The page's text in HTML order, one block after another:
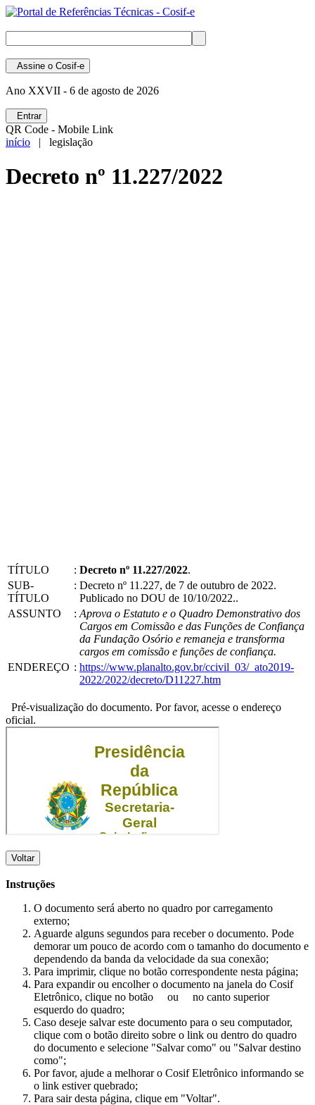
Assine o Cosif-e
Ano XXVII - 6 de agosto de 2026
Entrar
QR Code - Mobile Link
início | legislação
Decreto nº 11.227/2022
TÍTULO : Decreto nº 11.227/2022.
SUB-
TÍTULO
: Decreto nº 11.227, de 7 de outubro de 2022.
Publicado no DOU de 10/10/2022..
ASSUNTO
: Aprova o Estatuto e o Quadro Demonstrativo dos
Cargos em Comissão e das Funções de Confiança
da Fundação Osório e remaneja e transforma
cargos em comissão e funções de confiança.
ENDEREÇO : https://www.planalto.gov.br/ccivil_03/_ato2019-
2022/2022/decreto/D11227.htm
Pré-visualização do documento. Por favor, acesse o endereço
oficial.
Voltar
Instruções
O documento será aberto no quadro por carregamento
externo;
Aguarde alguns segundos para receber o documento. Pode
demorar um pouco de acordo com o tamanho do documento e
dependendo da banda da velocidade da sua conexão;
Para imprimir, clique no botão correspondente nesta página;
Para expandir ou encolher o documento na janela do Cosif
Eletrônico, clique no botão
ou
no canto superior
esquerdo do quadro;
Caso deseje salvar este documento para o seu computador,
clique com o botão direito sobre o link ou dentro do quadro
do documento e selecione "Salvar como" ou "Salvar destino
como";
Por favor, ajude a melhorar o Cosif Eletrônico informando se
o link estiver quebrado;
Para sair desta página, clique em "Voltar".